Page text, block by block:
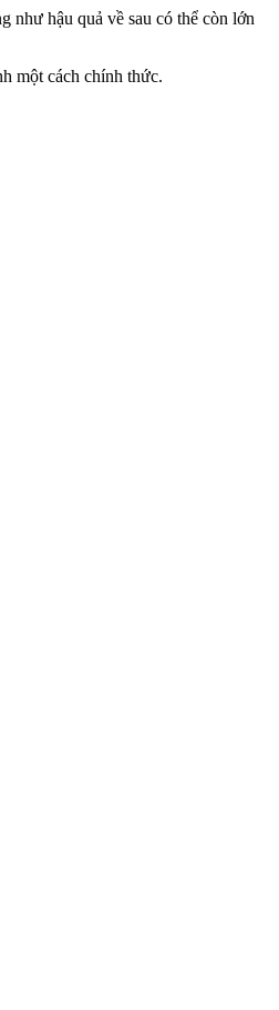
như hậu quả về sau có thể còn lớn
một cách chính thức.